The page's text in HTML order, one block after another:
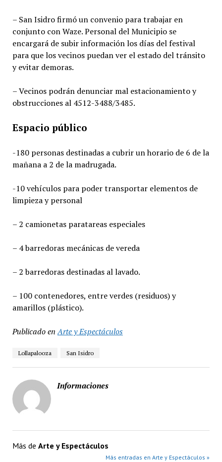
– San Isidro firmó un convenio para trabajar en
conjunto con Waze. Personal del Municipio se
encargará de subir información los días del festival
para que los vecinos puedan ver el estado del tránsito
y evitar demoras.
– Vecinos podrán denunciar mal estacionamiento y
obstrucciones al 4512-3488/3485.
Espacio público
-180 personas destinadas a cubrir un horario de 6 de la
mañana a 2 de la madrugada.
-10 vehículos para poder transportar elementos de
limpieza y personal
– 2 camionetas paratareas especiales
– 4 barredoras mecánicas de vereda
– 2 barredoras destinadas al lavado.
– 100 contenedores, entre verdes (residuos) y
amarillos (plástico).
Publicado en Arte y Espectáculos
Lollapalooza San Isidro
Informaciones
Más de Arte y Espectáculos
Más entradas en Arte y Espectáculos »